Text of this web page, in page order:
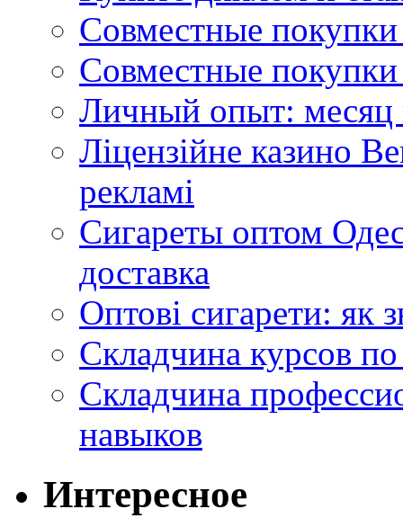
Совместные
Совместные покупки
Личный опыт: месяц
Ліцензійне казино
рекламі
Сигареты оптом
доставка
Оптові сигарети: як
Складчина курсов
Складчина
навыков
Интересное